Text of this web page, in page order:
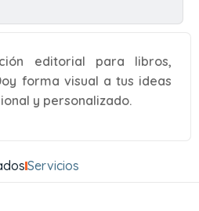
editorial para libros,
forma visual a tus ideas
y personalizado.
Servicios